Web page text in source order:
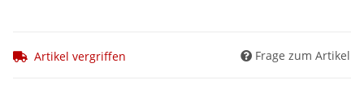
Artikel vergriffen Frage zum Artikel